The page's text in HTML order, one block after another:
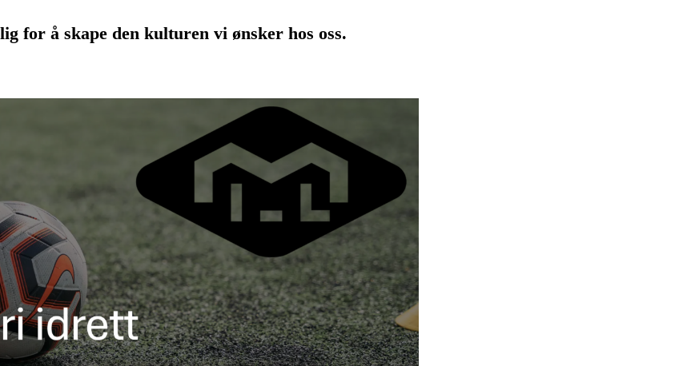
for å skape den kulturen vi ønsker hos oss.